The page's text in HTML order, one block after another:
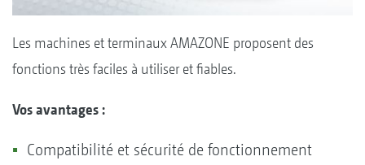
Les machines et terminaux AMAZONE proposent des
fonctions très faciles à utiliser et fiables.
Vos avantages :
Compatibilité et sécurité de fonctionnement